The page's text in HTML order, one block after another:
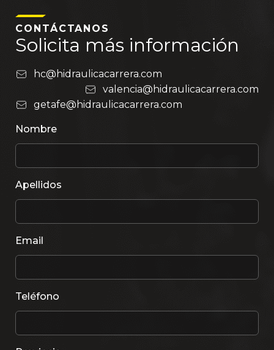
CONTÁCTANOS
Solicita más información
hc@hidraulicacarrera.com
valencia@hidraulicacarrera.com
getafe@hidraulicacarrera.com
Nombre
Apellidos
Email
Teléfono